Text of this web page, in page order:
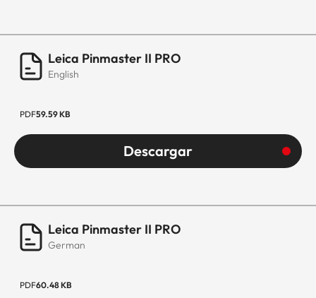
Leica Pinmaster II PRO
English
PDF59.59 KB
Descargar
Leica Pinmaster II PRO
German
PDF60.48 KB